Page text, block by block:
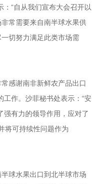
：“自从我们宣布大会召开以
常需要来自南半球水果供
切努力满足此类市场需
感谢南非新鲜农产品出口
工作。沙菲秘书处表示：“安
强有力的领导作用，应对了
将可持续性问题作为
球水果出口到北半球市场